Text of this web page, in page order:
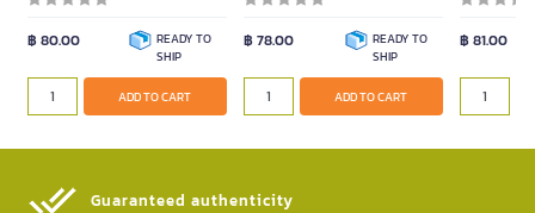
฿ 80.00
READY TO
SHIP
ADD TO CART
฿ 78.00
READY TO
SHIP
ADD TO CART
฿ 81.00
Guaranteed authenticity​